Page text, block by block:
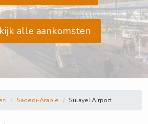
alle aankomsten
Saoedi-Arabië Sulayel Airport